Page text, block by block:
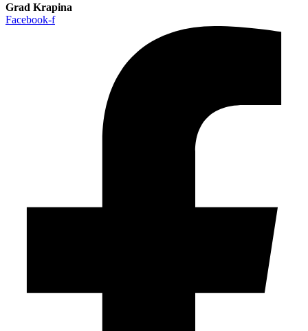
Grad Krapina
Facebook-f